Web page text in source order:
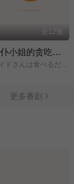
全12集
女仆小姐的贪吃日常
メイドさんは食べるだけ/
更多番剧